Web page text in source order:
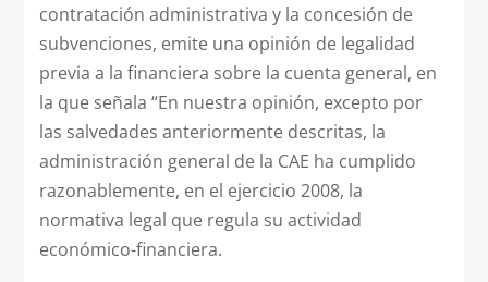
contratación administrativa y la concesión de
subvenciones, emite una opinión de legalidad
previa a la financiera sobre la cuenta general, en
la que señala “En nuestra opinión, excepto por
las salvedades anteriormente descritas, la
administración general de la CAE ha cumplido
razonablemente, en el ejercicio 2008, la
normativa legal que regula su actividad
económico-financiera.